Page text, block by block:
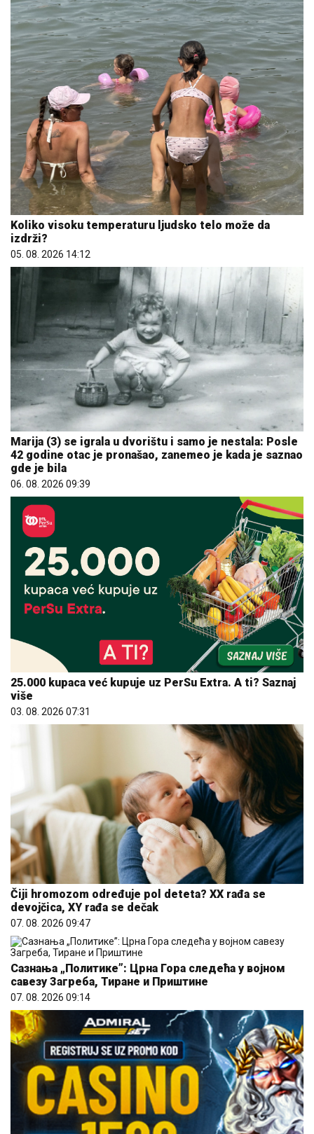
Koliko visoku temperaturu ljudsko telo može da
izdrži?
05. 08. 2026 14:12
Marija (3) se igrala u dvorištu i samo je nestala: Posle
42 godine otac je pronašao, zanemeo je kada je saznao
gde je bila
06. 08. 2026 09:39
25.000 kupaca već kupuje uz PerSu Extra. A ti? Saznaj
više
03. 08. 2026 07:31
Čiji hromozom određuje pol deteta? XX rađa se
devojčica, XY rađa se dečak
07. 08. 2026 09:47
Сазнања „Политике”: Црна Гора следећа у војном
савезу Загреба, Тиране и Приштине
07. 08. 2026 09:14